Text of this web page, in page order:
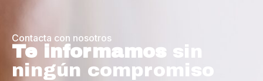
Contacta con nosotros
Te informamos sin
ningún compromiso